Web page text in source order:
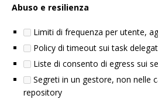
Abuso e resilienza
Limiti di frequenza per utente,
Policy di timeout sui task
Liste di consento di egress sui
Segreti in un gestore, non nelle
repository